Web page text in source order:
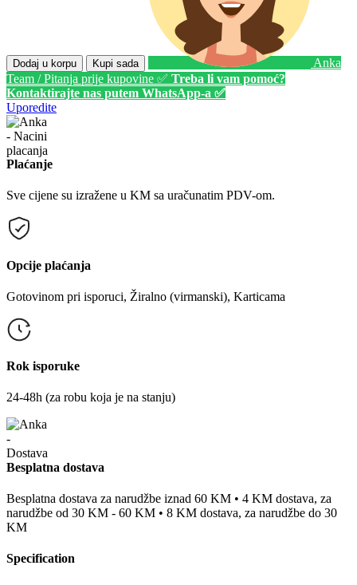
Dodaj u korpu Kupi sada
Anka
Team / Pitanja prije kupovine ✅ Treba li vam pomoć?
Kontaktirajte nas putem WhatsApp-a ✅
Uporedite
Plaćanje
Sve cijene su izražene u KM sa uračunatim PDV-om.
Opcije plaćanja
Gotovinom pri isporuci, Žiralno (virmanski), Karticama
Rok isporuke
24-48h (za robu koja je na stanju)
Besplatna dostava
Besplatna dostava za narudžbe iznad 60 KM • 4 KM dostava, za
narudžbe od 30 KM - 60 KM • 8 KM dostava, za narudžbe do 30
KM
Specification